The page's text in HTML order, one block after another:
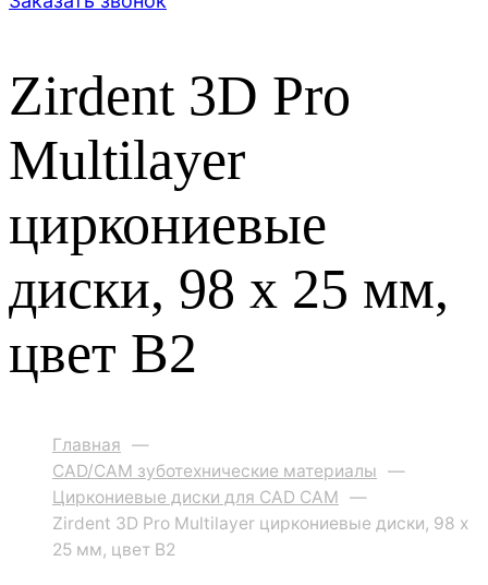
Zirdent 3D Pro
Multilayer
циркониевые
диски, 98 х 25 мм,
цвет B2
Главная —
CAD/CAM зуботехнические материалы —
Циркониевые диски для CAD CAM —
Zirdent 3D Pro Multilayer циркониевые диски, 98 х
25 мм, цвет B2